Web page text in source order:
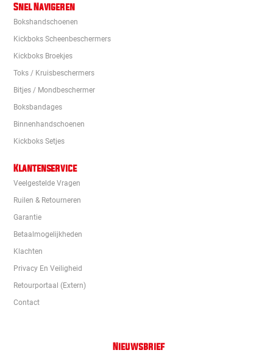
Snel Navigeren
Bokshandschoenen
Kickboks Scheenbeschermers
Kickboks Broekjes
Toks / Kruisbeschermers
Bitjes / Mondbeschermer
Boksbandages
Binnenhandschoenen
Kickboks Setjes
Klantenservice
Veelgestelde Vragen
Ruilen & Retourneren
Garantie
Betaalmogelijkheden
Klachten
Privacy En Veiligheid
Retourportaal (extern)
Contact
Nieuwsbrief